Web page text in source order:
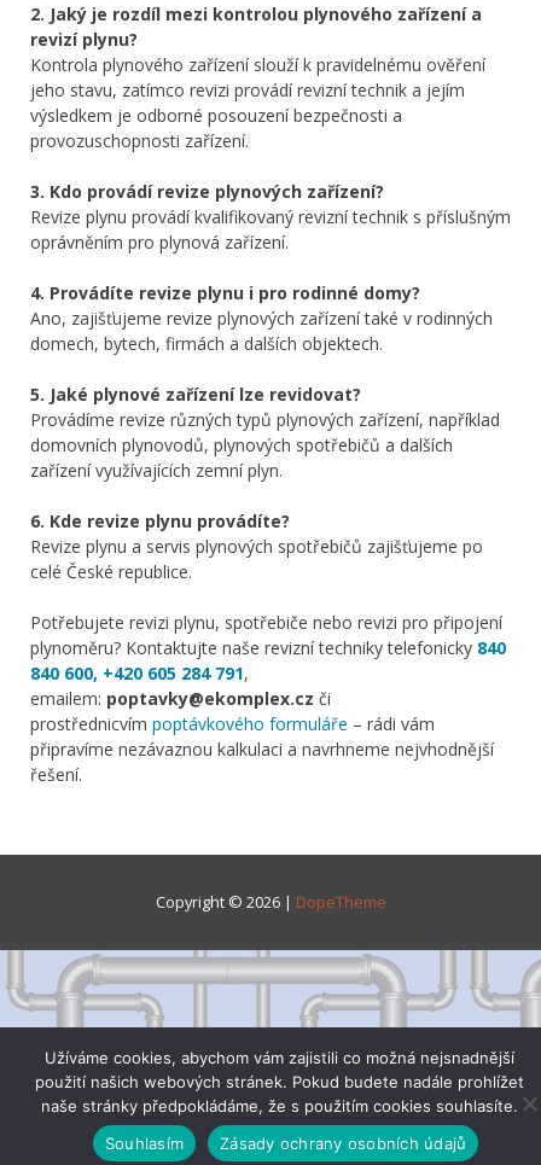
2. Jaký je rozdíl mezi kontrolou plynového zařízení a
revizí plynu?
Kontrola plynového zařízení slouží k pravidelnému ověření
jeho stavu, zatímco revizi provádí revizní technik a jejím
výsledkem je odborné posouzení bezpečnosti a
provozuschopnosti zařízení.
3. Kdo provádí revize plynových zařízení?
Revize plynu provádí kvalifikovaný revizní technik s příslušným
oprávněním pro plynová zařízení.
4. Provádíte revize plynu i pro rodinné domy?
Ano, zajišťujeme revize plynových zařízení také v rodinných
domech, bytech, firmách a dalších objektech.
5. Jaké plynové zařízení lze revidovat?
Provádíme revize různých typů plynových zařízení, například
domovních plynovodů, plynových spotřebičů a dalších
zařízení využívajících zemní plyn.
6. Kde revize plynu provádíte?
Revize plynu a servis plynových spotřebičů zajišťujeme po
celé České republice.
Potřebujete revizi plynu, spotřebiče nebo revizi pro připojení
plynoměru? Kontaktujte naše revizní techniky telefonicky 840
840 600, +420 605 284 791,
emailem: poptavky@ekomplex.cz či
prostřednicvím poptávkového formuláře – rádi vám
připravíme nezávaznou kalkulaci a navrhneme nejvhodnější
řešení.
Copyright © 2026 | DopeTheme
Užíváme cookies, abychom vám zajistili co možná nejsnadnější
použití našich webových stránek. Pokud budete nadále prohlížet
naše stránky předpokládáme, že s použitím cookies souhlasíte.
Souhlasím
Zásady ochrany osobních údajů